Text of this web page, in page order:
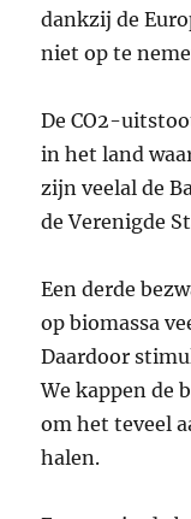
dankzij de
niet op te
De CO2-
in het land
zijn veelal de
de Verenigde
Een derde
op biomassa
Daardoor
We kappen de
om het teveel
halen.